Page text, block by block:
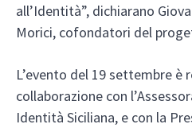
all’Identità”, dichiarano
Morici, cofondatori del
L’evento del 19 settembre è
collaborazione con
Identità Siciliana, e con la